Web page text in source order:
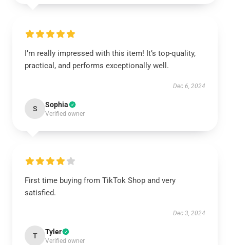
I’m really impressed with this item! It’s top-quality,
practical, and performs exceptionally well.
Dec 6, 2024
S Sophia
Verified owner
First time buying from TikTok Shop and very
satisfied.
Dec 3, 2024
T Tyler
Verified owner